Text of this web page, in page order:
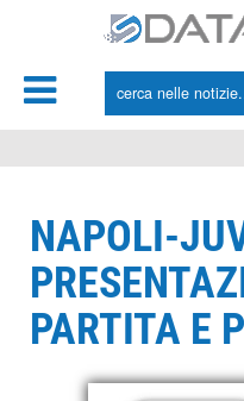
NAPOLI-
PARTITA E